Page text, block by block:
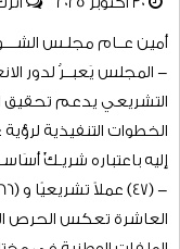
بناءً على
نوفمبر موعداً
العاشــرة(2023-2027) لمجلس الشــــورى